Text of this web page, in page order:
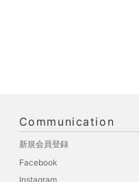
Communication
新規会員登録
Facebook
Instagram